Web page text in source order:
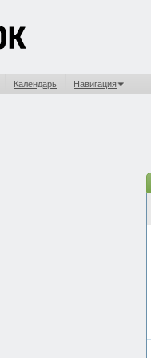
Календарь Навигация